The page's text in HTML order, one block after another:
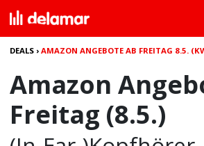
DEALS ›AMAZON ANGEBOTE AB FREITAG 8.5.
Amazon
Freitag (8.5.)